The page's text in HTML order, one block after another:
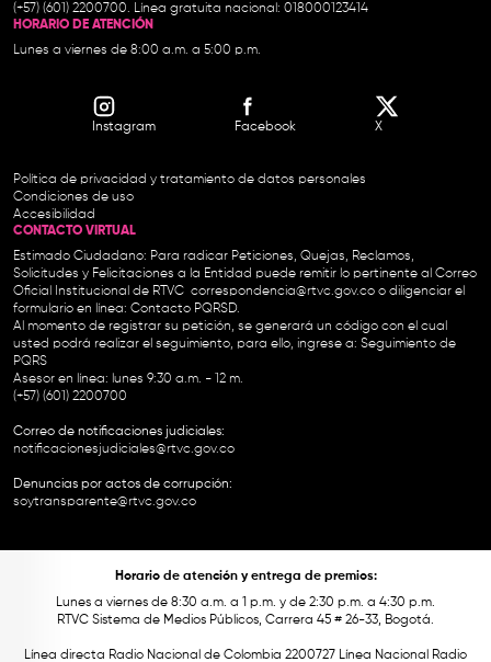
(+57) (601) 2200700. Línea gratuita nacional: 018000123414
HORARIO DE ATENCIÓN
Lunes a viernes de 8:00 a.m. a 5:00 p.m.
Instagram Facebook X
Política de privacidad y tratamiento de datos personales
Condiciones de uso
Accesibilidad
CONTACTO VIRTUAL
Estimado Ciudadano: Para radicar Peticiones, Quejas, Reclamos,
Solicitudes y Felicitaciones a la Entidad puede remitir lo pertinente al Correo
Oficial Institucional de RTVC correspondencia@rtvc.gov.co o diligenciar el
formulario en línea: Contacto PQRSD.
Al momento de registrar su petición, se generará un código con el cual
usted podrá realizar el seguimiento, para ello, ingrese a: Seguimiento de
PQRS
Asesor en línea: lunes 9:30 a.m. - 12 m.
(+57) (601) 2200700
Correo de notificaciones judiciales:
notificacionesjudiciales@rtvc.gov.co
Denuncias por actos de corrupción:
soytransparente@rtvc.gov.co
Horario de atención y entrega de premios:
Lunes a viernes de 8:30 a.m. a 1 p.m. y de 2:30 p.m. a 4:30 p.m.
RTVC Sistema de Medios Públicos, Carrera 45 # 26-33, Bogotá.
Línea directa Radio Nacional de Colombia 2200727 Línea Nacional Radio